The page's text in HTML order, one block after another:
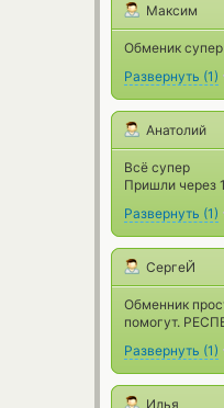
Максим
Обменик
Развернуть (1)
Анатолий
Всё супер
Пришли через
Развернуть (1)
СергеЙ
Обменник
помогут.
Развернуть (1)
Илья